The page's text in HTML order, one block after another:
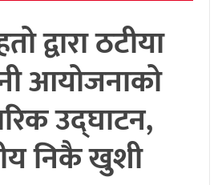
द्वारा ठटीया
आयोजनाको
उद्घाटन,
निकै खुशी